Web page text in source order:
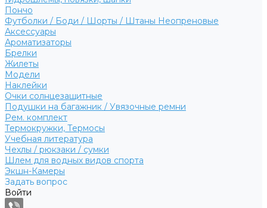
Пончо
Футболки / Боди / Шорты / Штаны Неопреновые
Аксессуары
Ароматизаторы
Брелки
Жилеты
Модели
Наклейки
Очки солнцезащитные
Подушки на багажник / Увязочные ремни
Рем. комплект
Термокружки, Термосы
Учебная литература
Чехлы / рюкзаки / сумки
Шлем для водных видов спорта
Экшн-Камеры
Задать вопрос
Войти